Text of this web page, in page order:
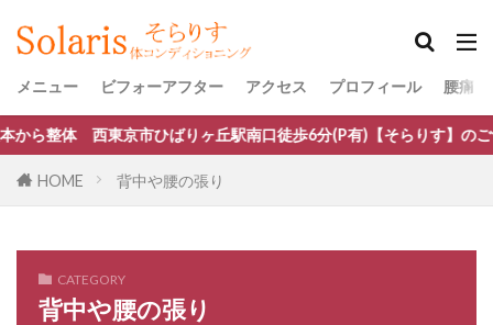
メニュー ビフォーアフター アクセス プロフィール 腰痛
東京市ひばりヶ丘駅南口徒歩6分(P有)【そらりす】のご予約はこち
HOME 背中や腰の張り
CATEGORY
背中や腰の張り